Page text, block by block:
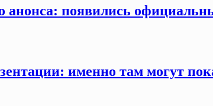
анонса: появились
именно там могут